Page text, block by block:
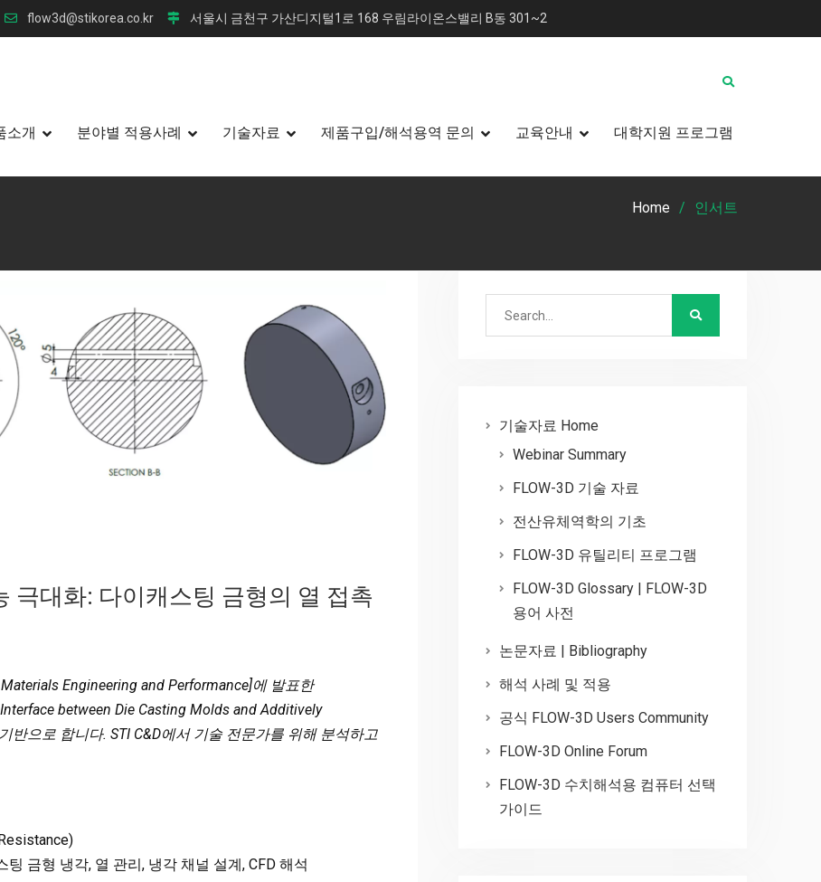
flow3d@stikorea.co.kr 서울시 금천구 가산디지털1로 168 우림라이온스밸리 B동 301~2
소개 분야별 적용사례 기술자료 제품구입/해석용역 문의 교육안내 대학지원 프로그램
Home 인서트
극대화: 다이캐스팅 금형의 열 접촉
Engineering and Performance]에 발표한
between Die Casting Molds and Additively
반으로 합니다. STI C&D에서 기술 전문가를 위해 분석하고
금형 냉각, 열 관리, 냉각 채널 설계, CFD 해석
기술자료 Home
Webinar Summary
FLOW-3D 기술 자료
전산유체역학의 기초
FLOW-3D 유틸리티 프로그램
FLOW-3D Glossary | FLOW-3D
용어 사전
논문자료 | Bibliography
해석 사례 및 적용
공식 FLOW-3D Users Community
FLOW-3D Online Forum
FLOW-3D 수치해석용 컴퓨터 선택
가이드